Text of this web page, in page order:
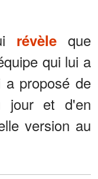
révèle que
qui lui a
proposé de
jour et d'en
version au